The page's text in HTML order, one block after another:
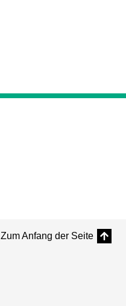
Zum Anfang der Seite